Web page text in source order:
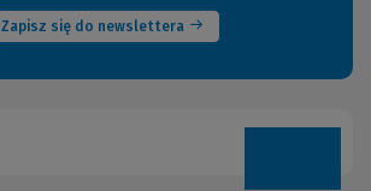
Zapisz się do newslettera